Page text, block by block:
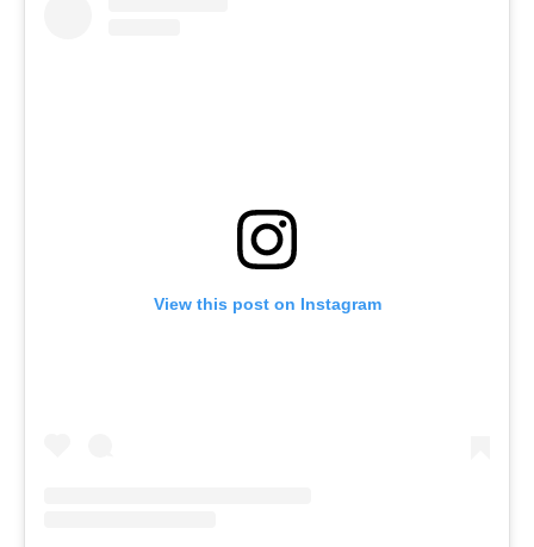
View this post on Instagram